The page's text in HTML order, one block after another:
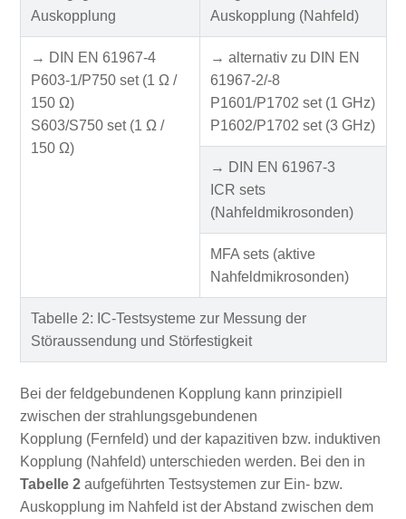
Auskopplung
Auskopplung (Nahfeld)
→ DIN EN 61967-4
P603-1/P750 set (1 Ω /
150 Ω)
S603/S750 set (1 Ω /
150 Ω)
→ alternativ zu DIN EN
61967-2/-8
P1601/P1702 set (1 GHz)
P1602/P1702 set (3 GHz)
→ DIN EN 61967-3
ICR sets
(Nahfeldmikrosonden)
MFA sets (aktive
Nahfeldmikrosonden)
Tabelle 2: IC-Testsysteme zur Messung der
Störaussendung und Störfestigkeit
Bei der feldgebundenen Kopplung kann prinzipiell
zwischen der strahlungsgebundenen
Kopplung (Fernfeld) und der kapazitiven bzw. induktiven
Kopplung (Nahfeld) unterschieden werden. Bei den in
Tabelle 2aufgeführten Testsystemen zur Ein- bzw.
Auskopplung im Nahfeld ist der Abstand zwischen dem